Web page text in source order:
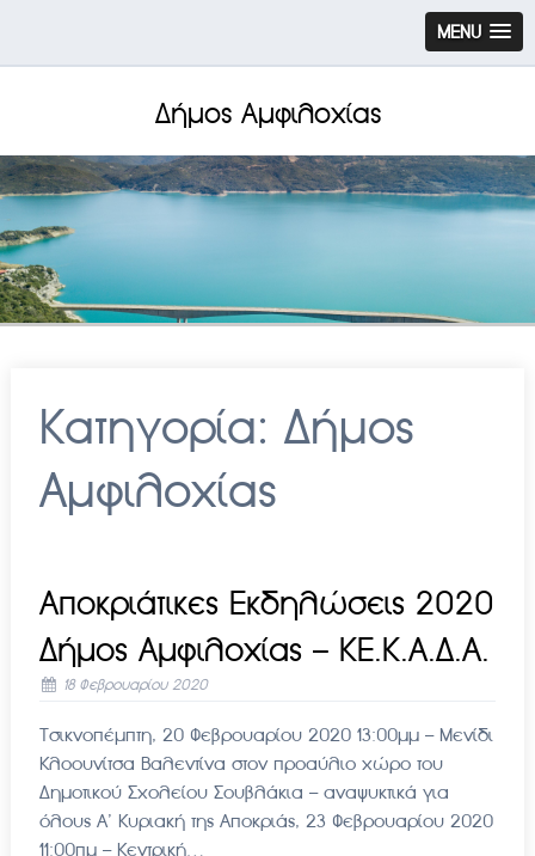
MENU
Δήμος Αμφιλοχίας
Κατηγορία: Δήμος
Αμφιλοχίας
Αποκριάτικες Εκδηλώσεις 2020
Δήμος Αμφιλοχίας – ΚΕ.Κ.Α.Δ.Α.
18 Φεβρουαρίου 2020
Τσικνοπέμπτη, 20 Φεβρουαρίου 2020 13:00μμ – Μενίδι
Κλοουνίτσα Βαλεντίνα στον προαύλιο χώρο του
Δημοτικού Σχολείου Σουβλάκια – αναψυκτικά για
όλους Α’ Κυριακή της Αποκριάς, 23 Φεβρουαρίου 2020
11:00πμ – Κεντρική…